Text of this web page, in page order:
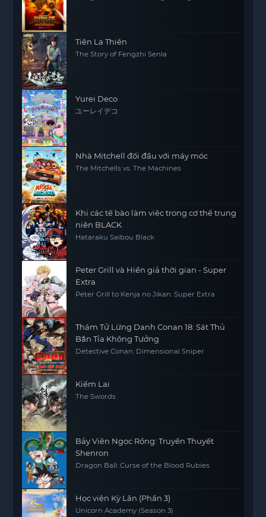
Tiên La Thiên
The Story of Fengzhi Senla
Yurei Deco
ユーレイデコ
Nhà Mitchell đối đầu với máy móc
The Mitchells vs. The Machines
Khi các tế bào làm việc trong cơ thể trung
niên BLACK
Hataraku Saibou Black
Peter Grill và Hiền giả thời gian - Super
Extra
Peter Grill to Kenja no Jikan: Super Extra
Thám Tử Lừng Danh Conan 18: Sát Thủ
Bắn Tỉa Không Tưởng
Detective Conan: Dimensional Sniper
Kiếm Lai
The Swords
Bảy Viên Ngọc Rồng: Truyền Thuyết
Shenron
Dragon Ball: Curse of the Blood Rubies
Học viện Kỳ Lân (Phần 3)
Unicorn Academy (Season 3)